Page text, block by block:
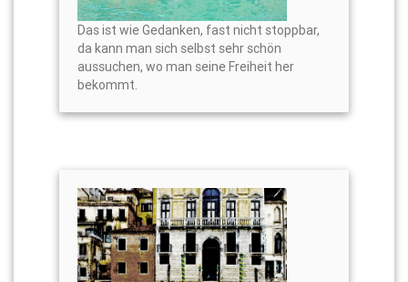
Das ist wie Gedanken, fast nicht stoppbar,
da kann man sich selbst sehr schön
aussuchen, wo man seine Freiheit her
bekommt.